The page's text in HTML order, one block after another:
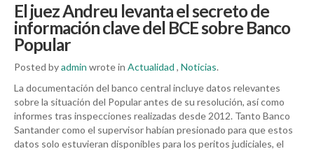
El juez Andreu levanta el secreto de
información clave del BCE sobre Banco
Popular
Posted byadmin wrote in Actualidad , Noticias.
La documentación del banco central incluye datos relevantes
sobre la situación del Popular antes de su resolución, así como
informes tras inspecciones realizadas desde 2012. Tanto Banco
Santander como el supervisor habían presionado para que estos
datos solo estuvieran disponibles para los peritos judiciales, el